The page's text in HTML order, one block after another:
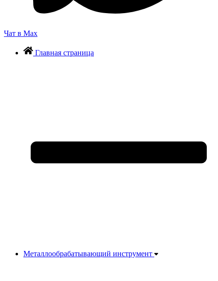
Чат в Max
Главная страница
Металлообрабатывающий инструмент